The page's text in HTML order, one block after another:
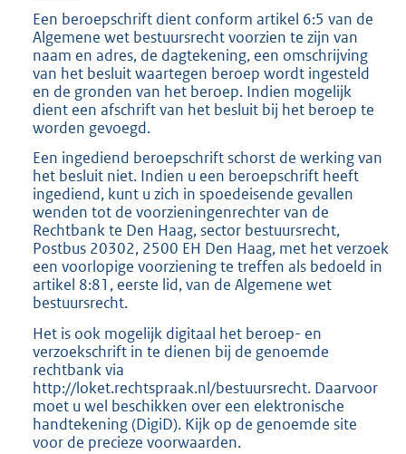
Een beroepschrift dient conform artikel 6:5 van de
Algemene wet bestuursrecht voorzien te zijn van
naam en adres, de dagtekening, een omschrijving
van het besluit waartegen beroep wordt ingesteld
en de gronden van het beroep. Indien mogelijk
dient een afschrift van het besluit bij het beroep te
worden gevoegd.
Een ingediend beroepschrift schorst de werking van
het besluit niet. Indien u een beroepschrift heeft
ingediend, kunt u zich in spoedeisende gevallen
wenden tot de voorzieningenrechter van de
Rechtbank te Den Haag, sector bestuursrecht,
Postbus 20302, 2500 EH Den Haag, met het verzoek
een voorlopige voorziening te treffen als bedoeld in
artikel 8:81, eerste lid, van de Algemene wet
bestuursrecht.
Het is ook mogelijk digitaal het beroep- en
verzoekschrift in te dienen bij de genoemde
rechtbank via
http://loket.rechtspraak.nl/bestuursrecht. Daarvoor
moet u wel beschikken over een elektronische
handtekening (DigiD). Kijk op de genoemde site
voor de precieze voorwaarden.